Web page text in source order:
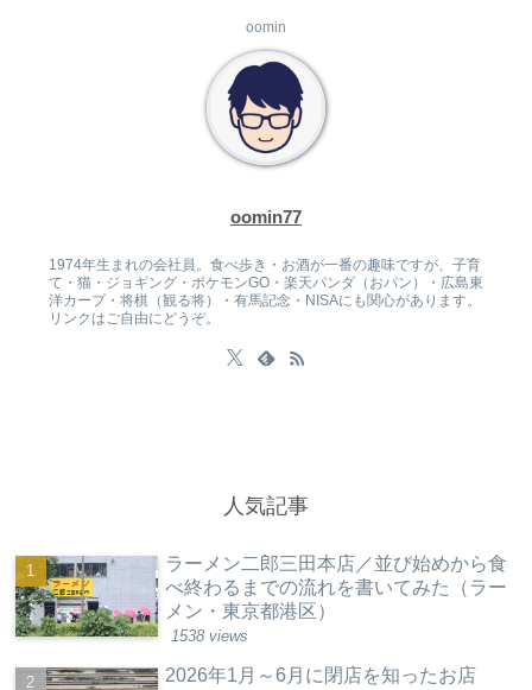
oomin
oomin77
1974年生まれの会社員。食べ歩き・お酒が一番の趣味ですが、子育
て・猫・ジョギング・ポケモンGO・楽天パンダ（おパン）・広島東
洋カープ・将棋（観る将）・有馬記念・NISAにも関心があります。
リンクはご自由にどうぞ。
人気記事
ラーメン二郎三田本店／並び始めから食
べ終わるまでの流れを書いてみた（ラー
メン・東京都港区）
1538 views
2026年1月～6月に閉店を知ったお店